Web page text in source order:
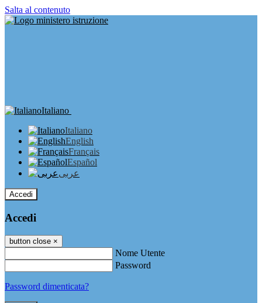
Salta al contenuto
Italiano
Italiano
English
Français
Español
عربى
Accedi
Accedi
button close ×
Nome Utente
Password
Password dimenticata?